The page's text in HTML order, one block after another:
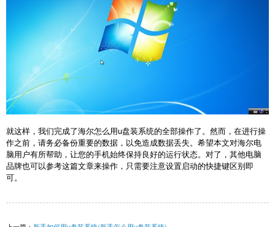
就这样，我们完成了海尔怎么用u盘装系统的全部操作了。然而，在进行操
作之前，请务必备份重要的数据，以免造成数据丢失。希望本文对海尔电
脑用户有所帮助，让您的手机始终保持良好的运行状态。对了，其他电脑
品牌也可以参考这篇文章来操作，只需要注意设置启动的快捷键区别即
可。